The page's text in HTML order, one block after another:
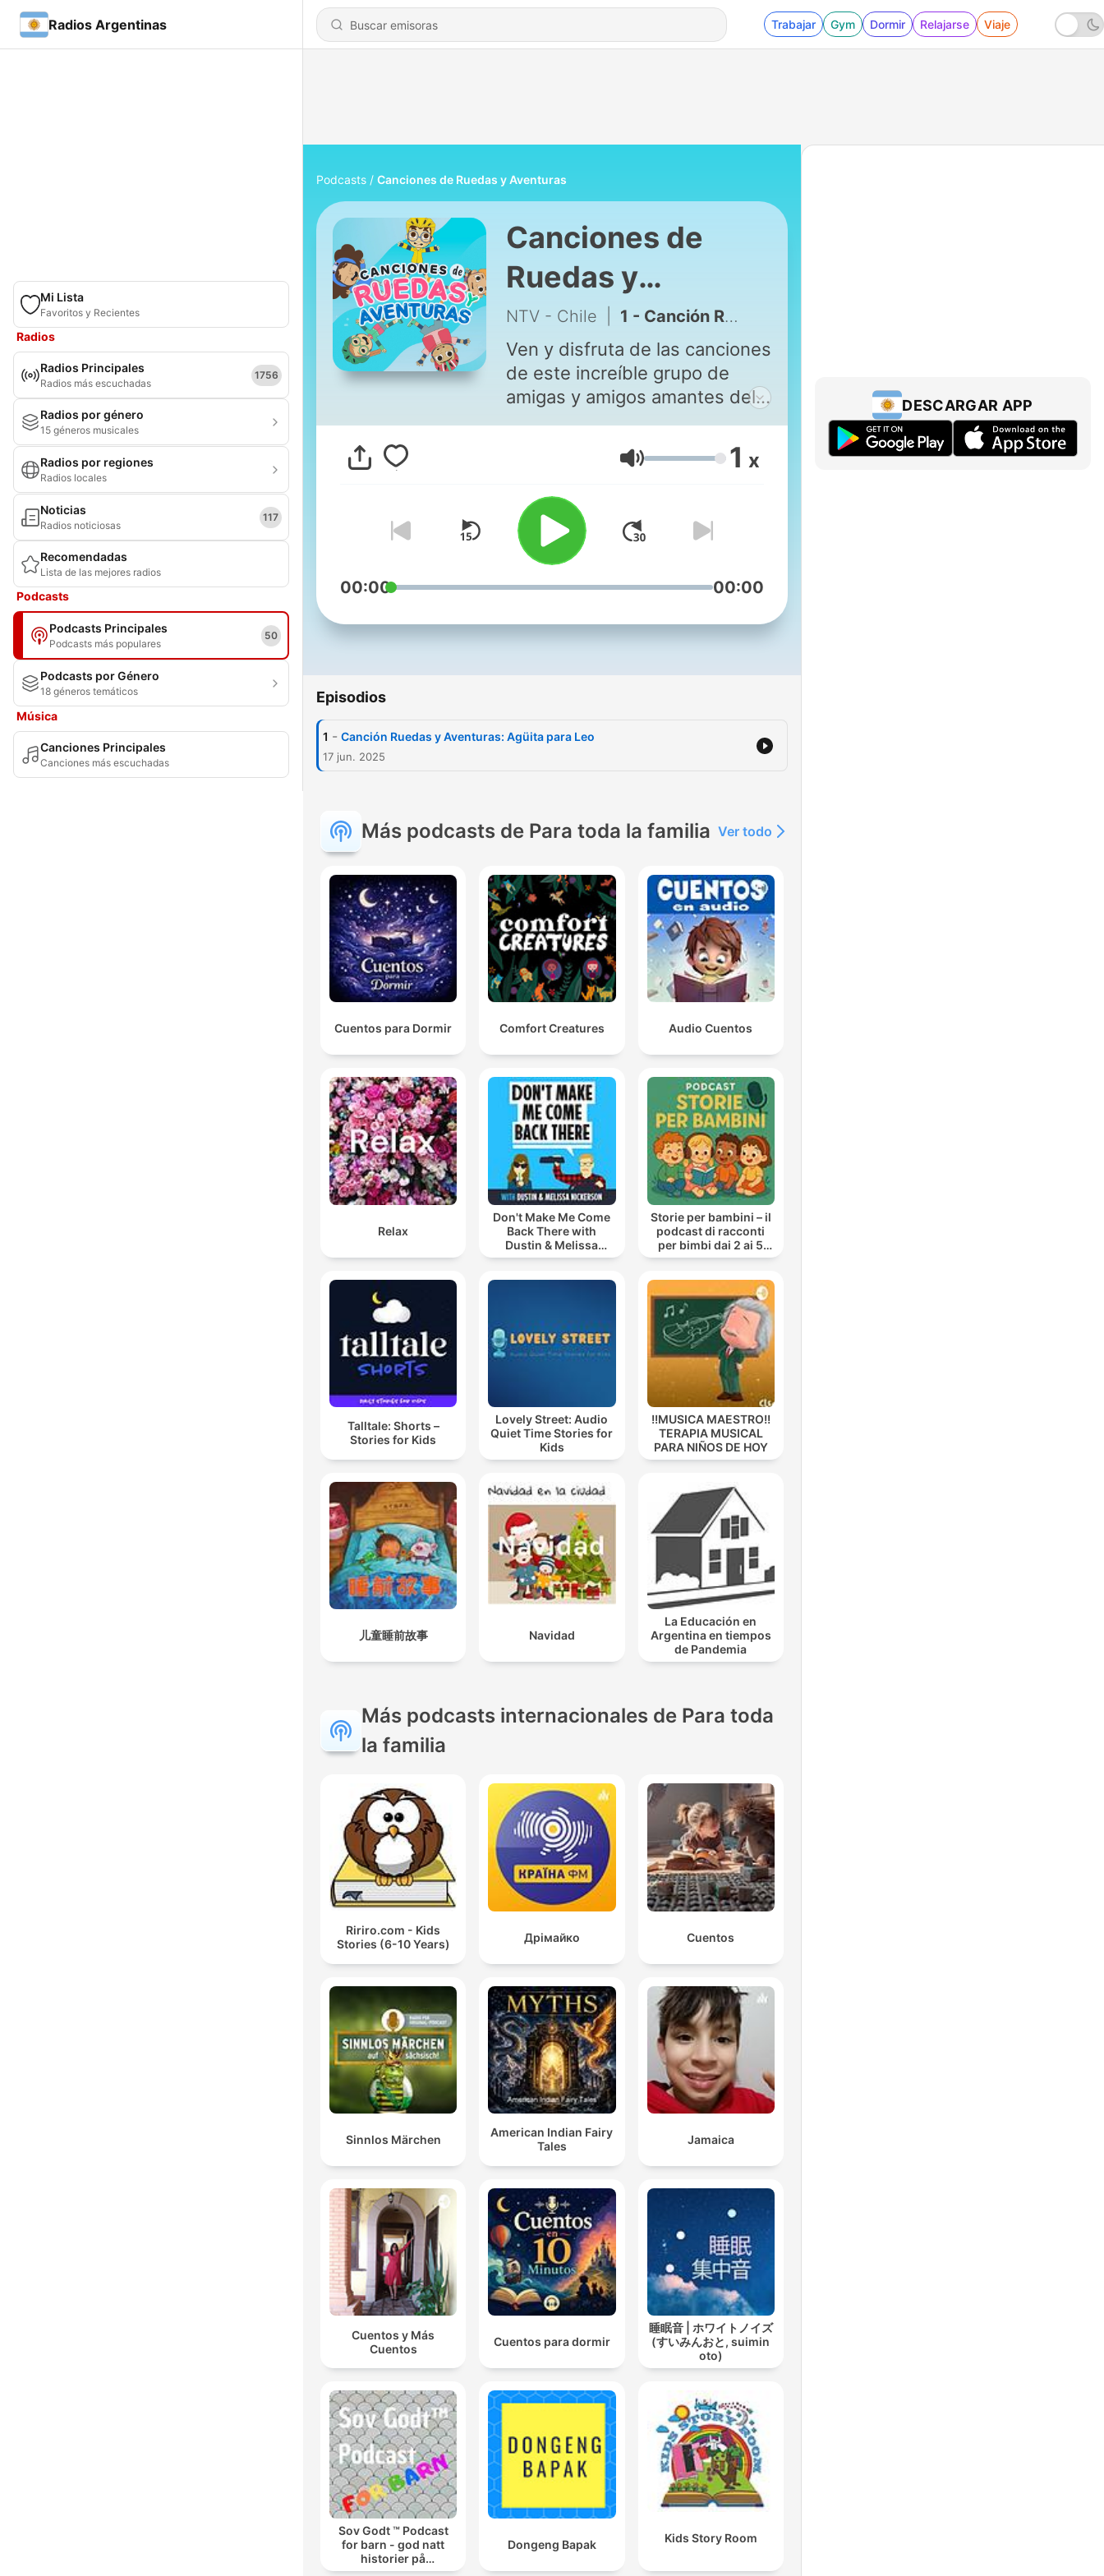
Radios Argentinas Trabajar Gym Dormir Relajarse Viaje
Mi Lista
Favoritos y Recientes
Radios
Radios Principales
Radios más escuchadas
1756
Radios por género
15 géneros musicales
Radios por regiones
Radios locales
Noticias
Radios noticiosas
117
Recomendadas
Lista de las mejores radios
Podcasts
Podcasts Principales
Podcasts más populares
50
Podcasts por Género
18 géneros temáticos
Música
Canciones Principales
Canciones más escuchadas
Podcasts Canciones de Ruedas y Aventuras
Canciones de
Ruedas y
Aventuras
NTV - Chile 1 - Canción Ruedas y Aventuras: Agüita para Leo
Ven y disfruta de las canciones
de este increíble grupo de
amigas y amigos amantes del
deporte y que fomentan la vida
sana, el cuidado del ambiente,
la inclusión y la actividad física.
Volumen 1 x
00:00 00:00
Episodios
1 - Canción Ruedas y Aventuras: Agüita para Leo
17 jun. 2025
Más podcasts de Para toda la familia Ver todo
Cuentos para Dormir Comfort Creatures Audio Cuentos
Relax
Don't Make Me Come
Back There with
Dustin & Melissa
Nickerson
Storie per bambini – il
podcast di racconti
per bimbi dai 2 ai 5
anni
Talltale: Shorts –
Stories for Kids
Lovely Street: Audio
Quiet Time Stories for
Kids
!!MUSICA MAESTRO!!
TERAPIA MUSICAL
PARA NIÑOS DE HOY
儿童睡前故事 Navidad
La Educación en
Argentina en tiempos
de Pandemia
Más podcasts internacionales de Para toda
la familia
Ririro.com - Kids
Stories (6-10 Years)
Дрімайко Cuentos
Sinnlos Märchen
American Indian Fairy
Tales
Jamaica
Cuentos y Más
Cuentos
Cuentos para dormir
睡眠音 | ホワイトノイズ
(すいみんおと, suimin
oto)
Sov Godt ™ Podcast
for barn - god natt
historier på
sengekanten
Dongeng Bapak Kids Story Room
DESCARGAR APP